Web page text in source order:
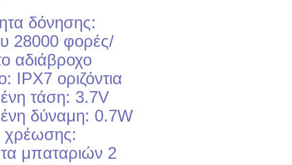
δόνησης:
28000 φορές/
αδιάβροχο
IPX7 οριζόντια
τάση: 3.7V
δύναμη: 0.7W
χρέωσης:
μπαταριών 2